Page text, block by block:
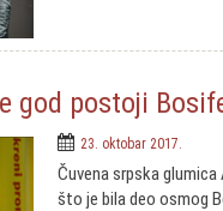
god postoji
23. oktobar 2017.
Čuvena srpska
što je bila deo osmog